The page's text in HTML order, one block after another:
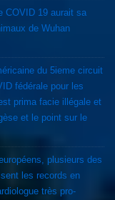
COVID 19 aurait sa
de Wuhan
du 5ieme circuit
pour les
prima facie illégale et
et le point sur le
plusieurs des
les records en
très pro-